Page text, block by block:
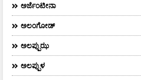
ಅರ್ಜೆಂಟೀನಾ
ಅಲಂಗೋಡ್
ಅಲಪ್ಪುಝ
ಅಲಪ್ಪುಳ